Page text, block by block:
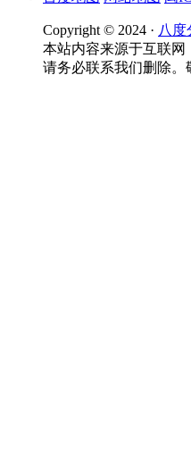
Copyright © 2024 · 八度
本站内容来源于互联网
请务必联系我们删除。